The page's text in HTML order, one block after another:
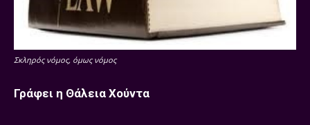
Σκληρός νόμος, όμως νόμος
Γράφει η Θάλεια Χούντα